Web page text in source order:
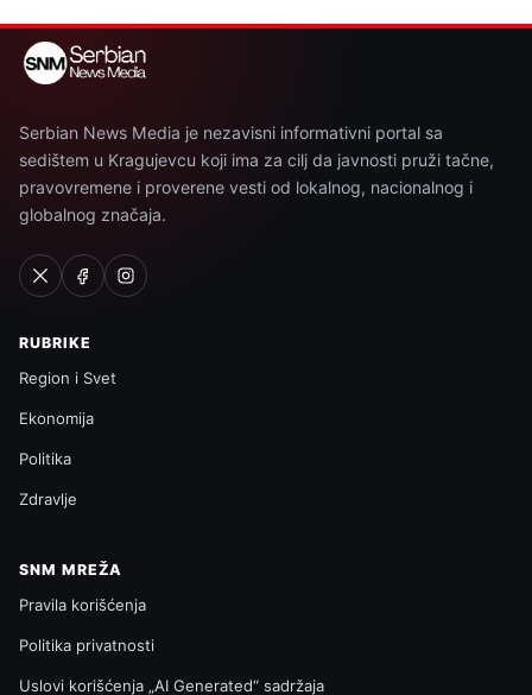
Serbian News Media je nezavisni informativni portal sa
sedištem u Kragujevcu koji ima za cilj da javnosti pruži tačne,
pravovremene i proverene vesti od lokalnog, nacionalnog i
globalnog značaja.
RUBRIKE
Region i Svet
Ekonomija
Politika
Zdravlje
SNM MREŽA
Pravila korišćenja
Politika privatnosti
Uslovi korišćenja „AI Generated“ sadržaja